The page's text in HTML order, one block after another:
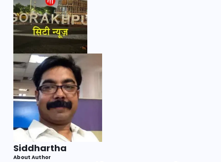
Siddhartha
About Author